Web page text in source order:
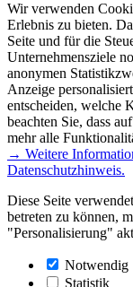
Wir verwenden
Erlebnis zu bieten.
Seite und für die
Unternehmensziele
anonymen
Anzeige
entscheiden, welche
beachten Sie, dass
mehr alle
→ Weitere
Datenschutzhinweis.
Diese Seite
betreten zu können,
"Personalisierung"
Notwendig
Statistik